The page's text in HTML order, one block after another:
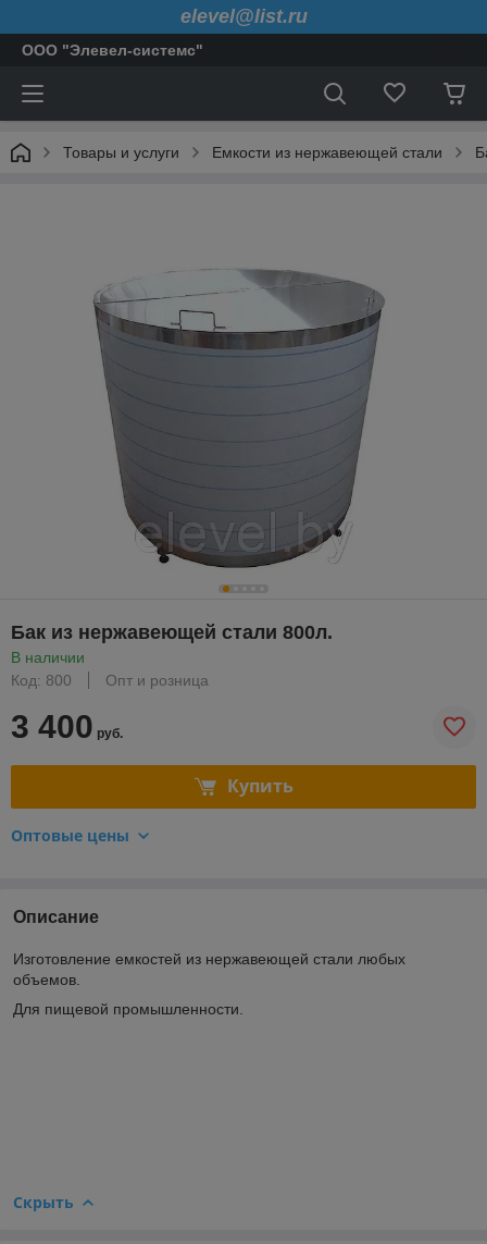
elevel@list.ru
ООО "Элевел-системс"
Товары и услуги Емкости из нержавеющей стали
Бак из нержавеющей стали 800л.
В наличии
Код: 800
Опт и розница
3 400 руб.
Купить
Оптовые цены
Описание
Изготовление емкостей из нержавеющей стали любых
объемов.
Для пищевой промышленности.
Скрыть